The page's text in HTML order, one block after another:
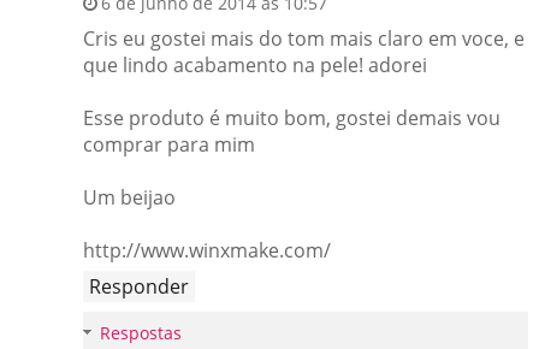
Cris eu gostei mais do tom mais claro em voce, e
que lindo acabamento na pele! adorei
Esse produto é muito bom, gostei demais vou
comprar para mim
Um beijao
http://www.winxmake.com/
Responder
Respostas